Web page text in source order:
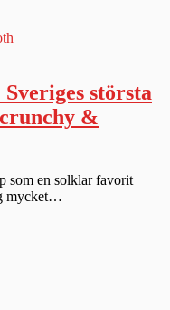
största
&
som en solklar favorit
mycket…